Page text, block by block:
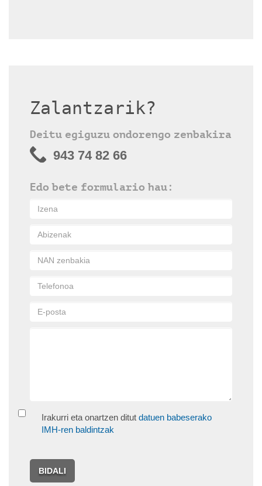
Zalantzarik?
Deitu egiguzu ondorengo zenbakira
943 74 82 66
Edo bete formulario hau:
Irakurri eta onartzen ditut datuen babeserako
IMH-ren baldintzak
BIDALI